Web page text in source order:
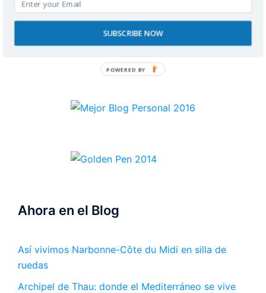
Ahora en el Blog
Así vivimos Narbonne-Côte du Midi en silla de
ruedas
Archipel de Thau: donde el Mediterráneo se vive
SUBSCRIBE NOW